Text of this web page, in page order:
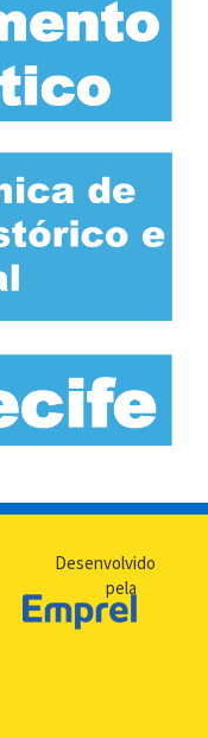
Desenvolvido
pela